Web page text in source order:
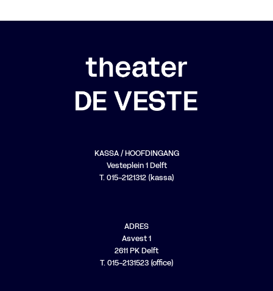
KASSA / HOOFDINGANG
Vesteplein 1 Delft
T. 015-2121312 (kassa)
ADRES
Asvest 1
2611 PK Delft
T. 015-2131523 (office)